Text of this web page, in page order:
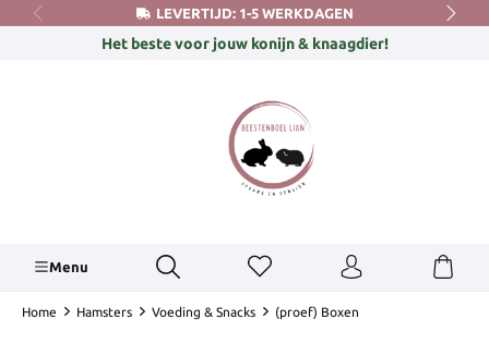
LEVERTIJD: 1-5 WERKDAGEN
Het beste voor jouw konijn & knaagdier!
Menu
Home Hamsters Voeding & Snacks (proef) Boxen